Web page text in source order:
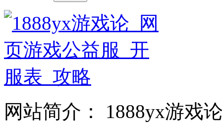
网站简介： 1888yx游戏